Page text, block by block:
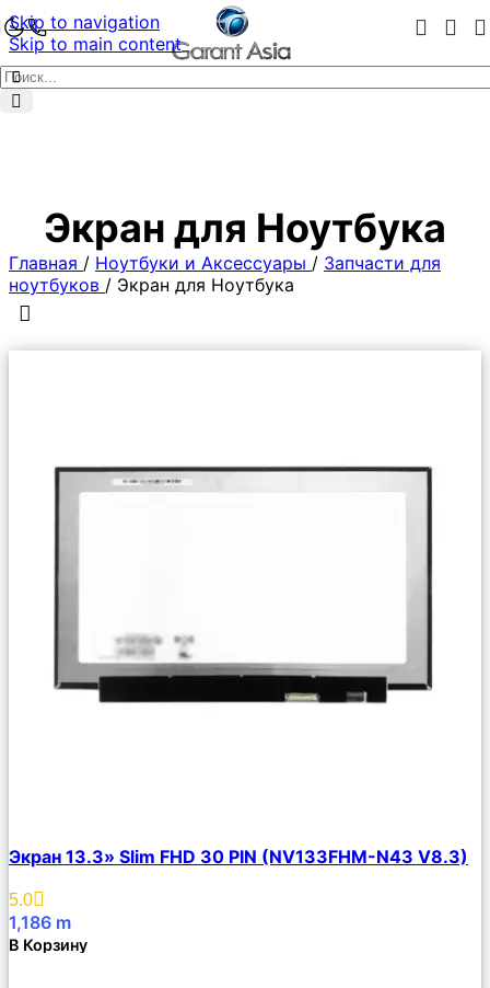
Skip to navigation
Skip to main content
Экран для Ноутбука
Главная / Ноутбуки и Аксессуары / Запчасти для
ноутбуков / Экран для Ноутбука
Описание
Избранное
Экран 13.3» Slim FHD 30 PIN (NV133FHM-N43 V8.3)
5.0
1,186 m
В Корзину